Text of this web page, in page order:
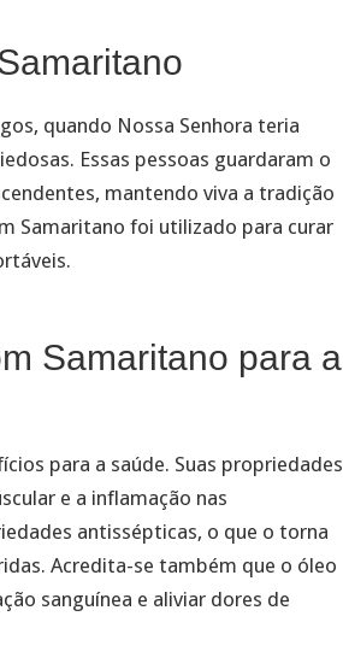
quando Nossa Senhora teria
Essas pessoas guardaram o
mantendo viva a tradição
Samaritano foi utilizado para curar
Samaritano para a
para a saúde. Suas propriedades
e a inflamação nas
antissépticas, o que o torna
Acredita-se também que o óleo
sanguínea e aliviar dores de